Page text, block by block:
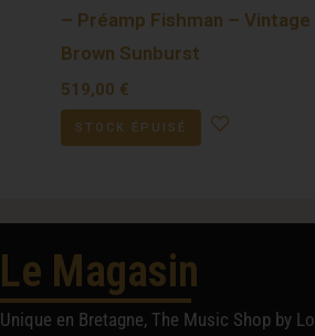
– Préamp Fishman – Vintage
Brown Sunburst
519,00 €
STOCK ÉPUISÉ
Le Magasin
Unique en Bretagne, The Music Shop by